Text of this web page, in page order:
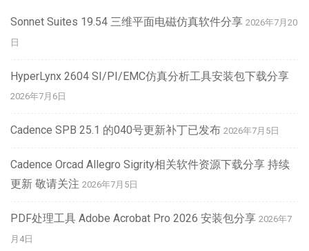
Sonnet Suites 19.54 三维平面电磁仿真软件分享 2026年7月20
日
HyperLynx 2604 SI/PI/EMC仿真分析工具安装包下载分享
2026年7月6日
Cadence SPB 25.1 的040号更新补丁已发布 2026年7月5日
Cadence Orcad Allegro Sigrity相关软件资源下载分享 持续
更新 敬请关注 2026年7月5日
PDF处理工具 Adobe Acrobat Pro 2026 安装包分享 2026年7
月4日